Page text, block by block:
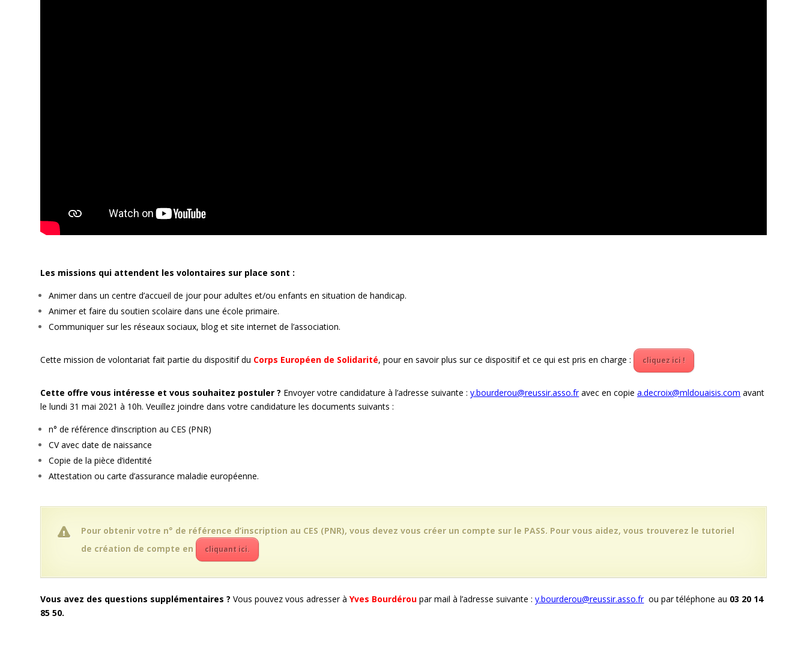
Les missions qui attendent les volontaires sur place sont :
Animer dans un centre d’accueil de jour pour adultes et/ou enfants en situation de handicap.
Animer et faire du soutien scolaire dans une école primaire.
Communiquer sur les réseaux sociaux, blog et site internet de l’association.
Cette mission de volontariat fait partie du dispositif du Corps Européen de Solidarité, pour en savoir plus sur ce dispositif et ce qui est pris en charge : cliquez ici !
Cette offre vous intéresse et vous souhaitez postuler ? Envoyer votre candidature à l’adresse suivante :y.bourderou@reussir.asso.fravec en copiea.decroix@mldouaisis.com avant
le lundi 31 mai 2021 à 10h. Veuillez joindre dans votre candidature les documents suivants :
n° de référence d’inscription au CES (PNR)
CV avec date de naissance
Copie de la pièce d’identité
Attestation ou carte d’assurance maladie européenne.
Pour obtenir votre n° de référence d’inscription au CES (PNR), vous devez vous créer un compte sur le PASS. Pour vous aidez, vous trouverez le tutoriel
de création de compte en
cliquant ici.
Vous avez des questions supplémentaires ? Vous pouvez vous adresser à Yves Bourdéroupar mail à l’adresse suivante : y.bourderou@reussir.asso.fr ou par téléphone au 03 20 14
85 50.